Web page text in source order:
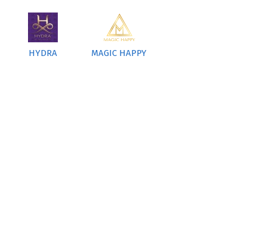
HYDRA MAGIC HAPPY